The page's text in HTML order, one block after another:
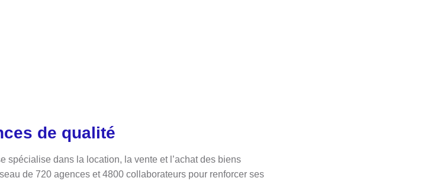
de qualité
spécialise dans la location, la vente et l’achat des biens
de 720 agences et 4800 collaborateurs pour renforcer ses